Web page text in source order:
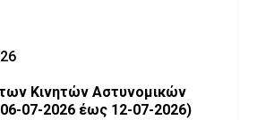
Κινητών Αστυνομικών
(από 06-07-2026 έως 12-07-2026)